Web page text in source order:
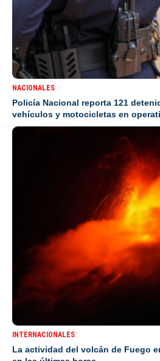
NACIONALES
Policía Nacional reporta 121
vehículos y motocicletas en
INTERNACIONALES
La actividad del volcán de Fuego
en las últimas horas